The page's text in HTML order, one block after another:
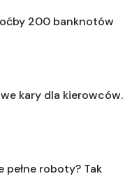
200 banknotów
kary dla kierowców.
pełne roboty? Tak